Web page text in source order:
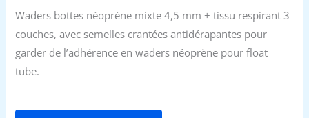
prix
initial
prix
actuel
Waders bottes néoprène mixte 4,5 mm + tissu respirant 3
couches, avec semelles crantées antidérapantes pour
garder de l’adhérence en waders néoprène pour float
tube.